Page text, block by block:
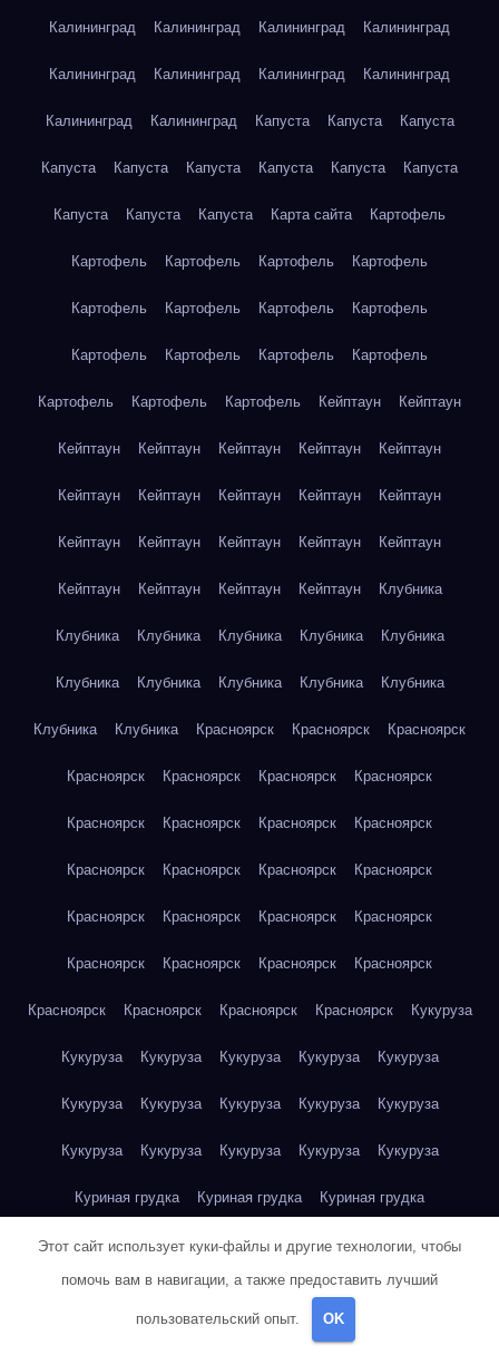
Калининград Калининград Калининград Калининград
Калининград Калининград Калининград Калининград
Калининград Калининград Капуста Капуста Капуста
Капуста Капуста Капуста Капуста Капуста Капуста
Капуста Капуста Капуста Карта сайта Картофель
Картофель Картофель Картофель Картофель
Картофель Картофель Картофель Картофель
Картофель Картофель Картофель Картофель
Картофель Картофель Картофель Кейптаун Кейптаун
Кейптаун Кейптаун Кейптаун Кейптаун Кейптаун
Кейптаун Кейптаун Кейптаун Кейптаун Кейптаун
Кейптаун Кейптаун Кейптаун Кейптаун Кейптаун
Кейптаун Кейптаун Кейптаун Кейптаун Клубника
Клубника Клубника Клубника Клубника Клубника
Клубника Клубника Клубника Клубника Клубника
Клубника Клубника Красноярск Красноярск Красноярск
Красноярск Красноярск Красноярск Красноярск
Красноярск Красноярск Красноярск Красноярск
Красноярск Красноярск Красноярск Красноярск
Красноярск Красноярск Красноярск Красноярск
Красноярск Красноярск Красноярск Красноярск
Красноярск Красноярск Красноярск Красноярск Кукуруза
Кукуруза Кукуруза Кукуруза Кукуруза Кукуруза
Кукуруза Кукуруза Кукуруза Кукуруза Кукуруза
Кукуруза Кукуруза Кукуруза Кукуруза Кукуруза
Куриная грудка Куриная грудка Куриная грудка
Куриная грудка Куриная грудка Куриная грудка
Куриная грудка Куриная грудка
Куриное яйцо
Этот сайт использует куки-файлы и другие технологии, чтобы
помочь вам в навигации, а также предоставить лучший
пользовательский опыт. OK